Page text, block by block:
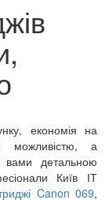
економія на
можливістю, а
вами детальною
Київ ІТ
Canon 069,